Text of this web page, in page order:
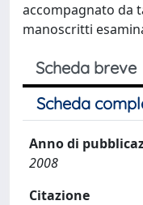
accompagnato da
manoscritti
Scheda breve
Scheda
Anno di
2008
Citazione